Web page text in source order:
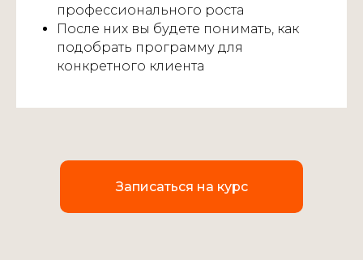
профессионального роста
После них вы будете понимать, как
подобрать программу для
конкретного клиента
Записаться на курс